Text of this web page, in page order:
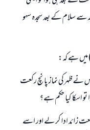
سے سلام کے بعد سجدہ سہو
ظہر کی نماز پانچ رکعت
اسکا کیا حکم ہے؟
زائد ادا کر لے اور اسے